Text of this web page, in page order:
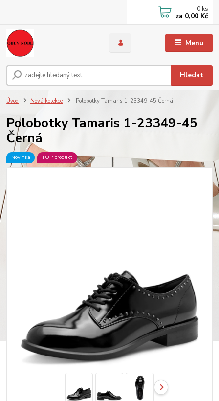
Menu
Hledat
0 ks
za 0,00 Kč
Úvod Nová kolekce Polobotky Tamaris 1-23349-45 Černá
Polobotky Tamaris 1-23349-45
Černá
Novinka TOP produkt